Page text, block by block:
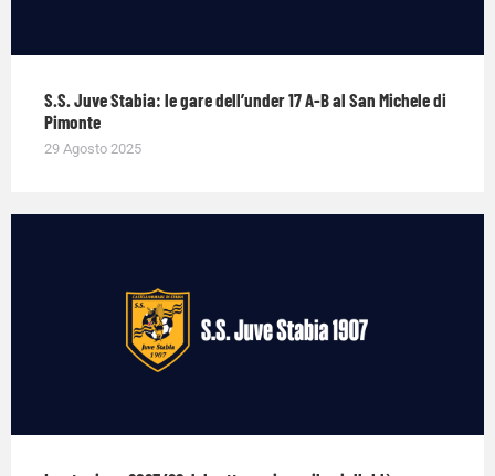
S.S. Juve Stabia: le gare dell’under 17 A-B al San Michele di
Pimonte
29 Agosto 2025